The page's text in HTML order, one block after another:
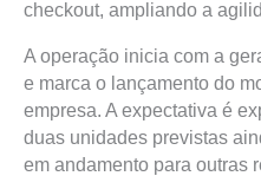
checkout, ampliando a
A operação inicia com a
e marca o lançamento do
empresa. A expectativa é
duas unidades previstas
em andamento para outras